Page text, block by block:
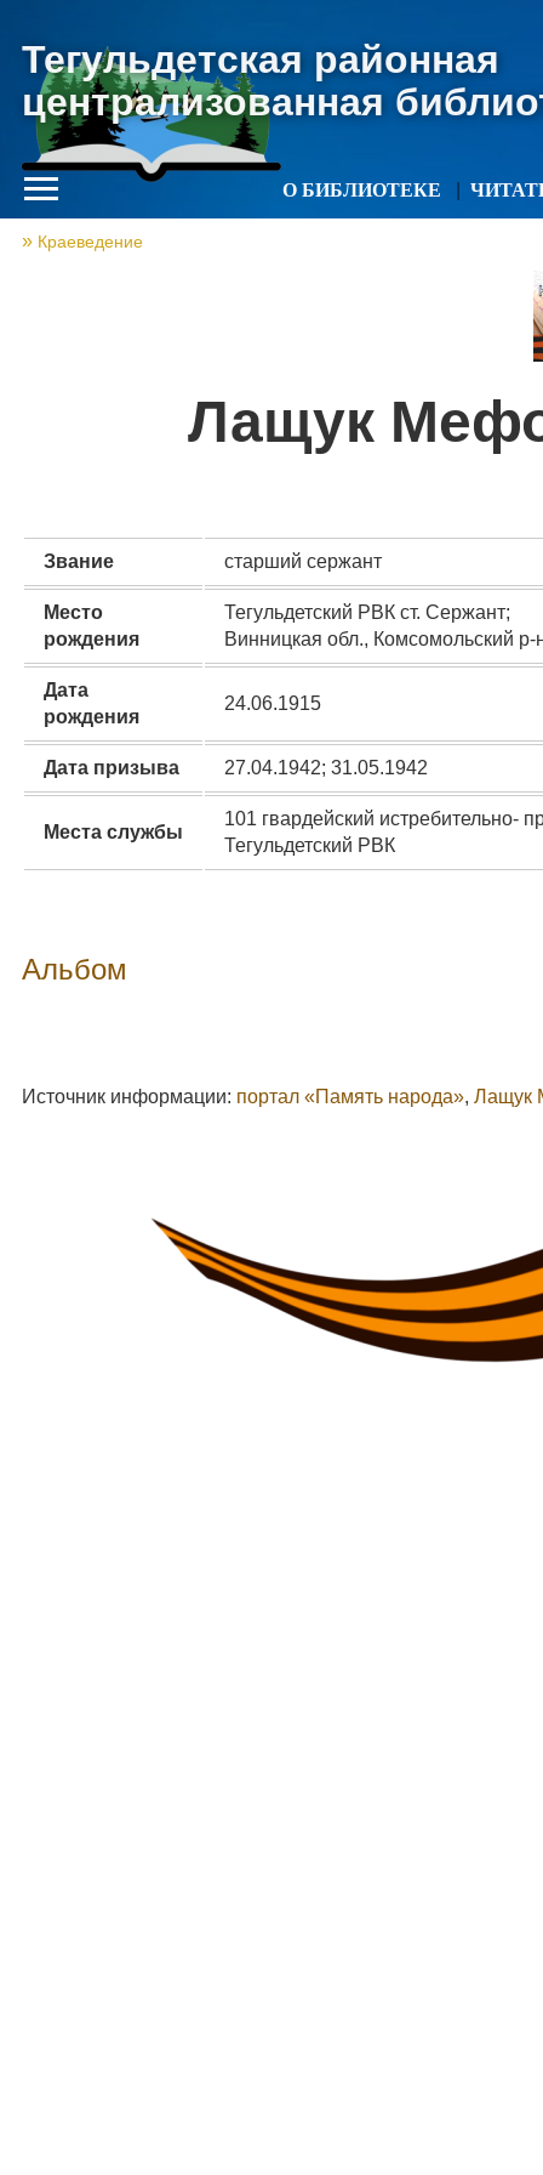
Тегульдетская районная
централизованная
О БИБЛИОТЕКЕ
Краеведение
Лащук
Звание старший сержант
Место
рождения
Тегульдетский РВК ст. Сержант;
Винницкая обл., Комсомольский р-
Дата
рождения
24.06.1915
Дата призыва 27.04.1942; 31.05.1942
Места службы
101 гвардейский истребительно-
Тегульдетский РВК
Альбом
Источник информации: портал «Память народа», Лащук